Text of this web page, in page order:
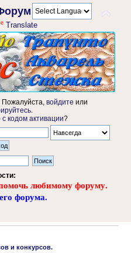
Translate
Пожалуйста, войдите или
с кодом активации?
любимому форуму.
форума.
и конкурсов.